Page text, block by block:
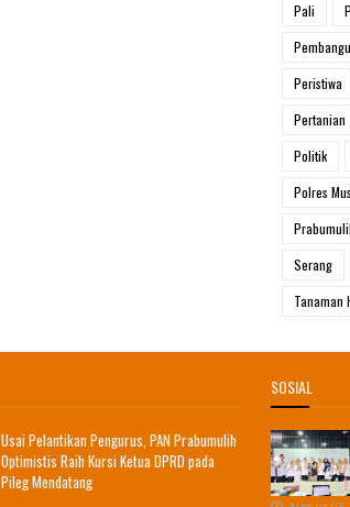
Pali
Peristiwa
Pertanian
Politik
Polres
Serang
Tanaman
Usai Pelantikan Pengurus, PAN Prabumulih
Optimistis Raih Kursi Ketua DPRD pada
Pileg Mendatang
SOSIAL